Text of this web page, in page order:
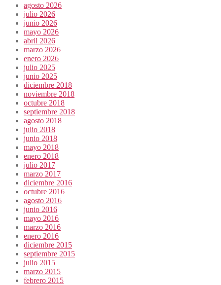
agosto 2026
julio 2026
junio 2026
mayo 2026
abril 2026
marzo 2026
enero 2026
julio 2025
junio 2025
diciembre 2018
noviembre 2018
octubre 2018
septiembre 2018
agosto 2018
julio 2018
junio 2018
mayo 2018
enero 2018
julio 2017
marzo 2017
diciembre 2016
octubre 2016
agosto 2016
junio 2016
mayo 2016
marzo 2016
enero 2016
diciembre 2015
septiembre 2015
julio 2015
marzo 2015
febrero 2015